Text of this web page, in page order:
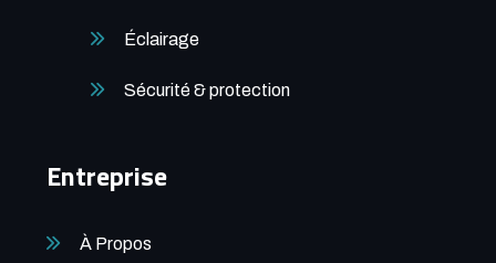
Éclairage
Sécurité & protection
Entreprise
À Propos